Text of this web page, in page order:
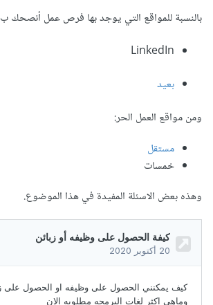
بالنسبة للمواقع التي يوجد بها فرص عمل أنصحك ب:
LinkedIn
بعيد
ومن مواقع العمل الحر:
مستقل
خمسات
وهذه بعض الاسئلة المفيدة في هذا الموضوع.